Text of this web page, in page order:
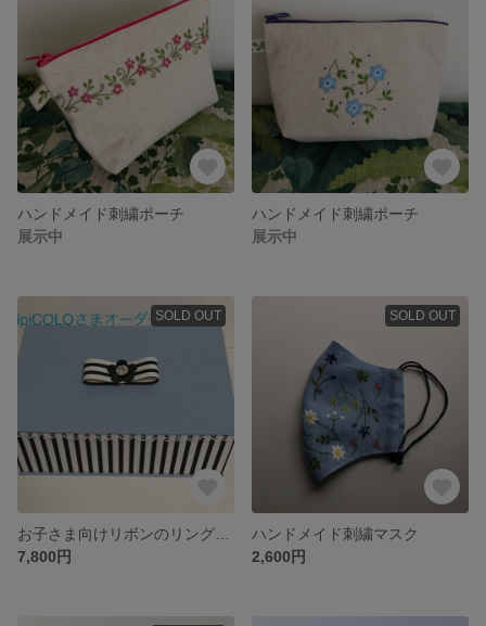
ハンドメイド刺繍ポーチ
展示中
ハンドメイド刺繍ポーチ
展示中
SOLD OUT
7,800円
SOLD OUT
ハンドメイド刺繍マスク
2,600円